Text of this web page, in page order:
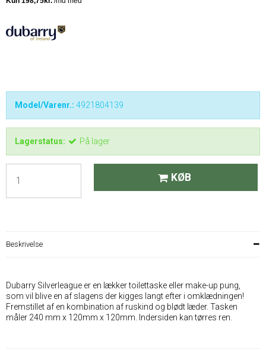
Model/Varenr.: 4921804139
Lagerstatus: På lager
KØB
Beskrivelse
Dubarry Silverleague er en lækker toilettaske eller make-up pung,
som vil blive en af slagens der kigges langt efter i omklædningen!
Fremstillet af en kombination af ruskind og blødt læder. Tasken
måler 240 mm x 120mm x 120mm. Indersiden kan tørres ren.